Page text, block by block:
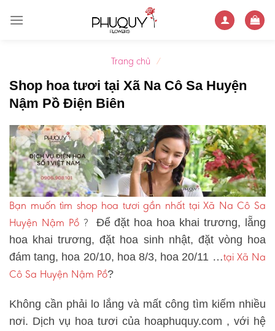
Trang chủ /
Shop hoa tươi tại Xã Na Cô Sa Huyện
Nậm Pồ Điện Biên
Bạn muốn tìm shop hoa tươi gần nhất tại Xã Na Cô Sa
Huyện Nậm Pồ?Để đặt hoa hoa khai trương, lẵng
hoa khai trương, đặt hoa sinh nhật, đặt vòng hoa
đám tang, hoa 20/10, hoa 8/3, hoa 20/11 …tại Xã Na
Cô Sa Huyện Nậm Pồ?
Không cần phải lo lắng và mất công tìm kiếm nhiều
nơi. Dịch vụ hoa tươi của hoaphuquy.com , với hệ